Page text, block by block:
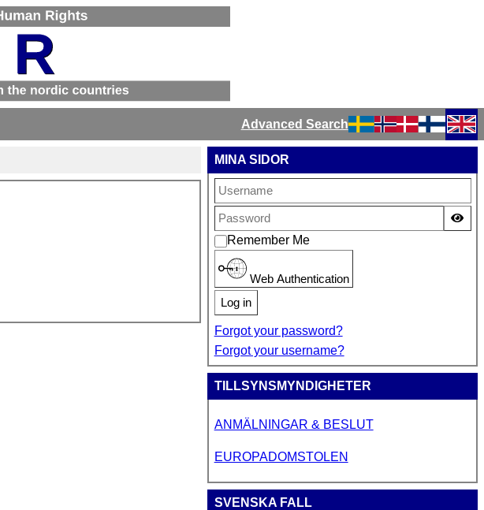
Advanced Search
Select your language
MINA SIDOR
Remember Me
Web Authentication
Log in
Forgot your password?
Forgot your username?
TILLSYNSMYNDIGHETER
ANMÄLNINGAR & BESLUT
EUROPADOMSTOLEN
SVENSKA FALL